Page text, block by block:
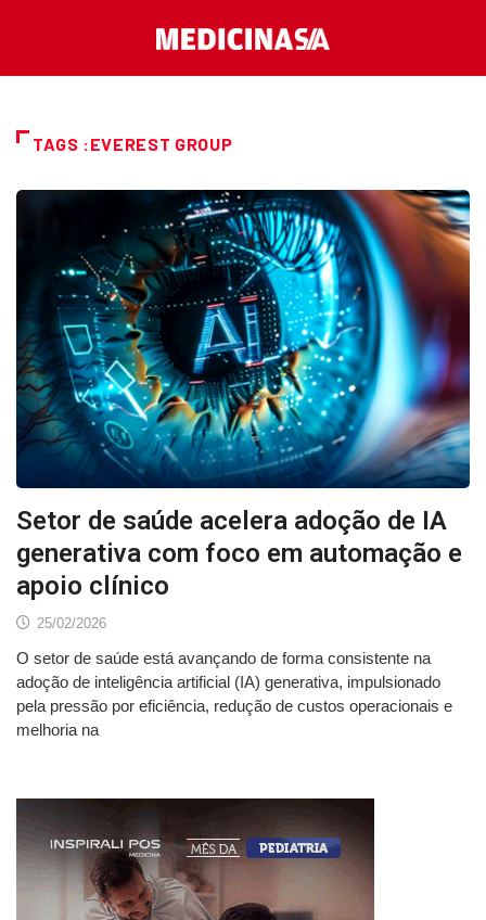
TAGS :EVEREST GROUP
Setor de saúde acelera adoção de IA
generativa com foco em automação e
apoio clínico
25/02/2026
O setor de saúde está avançando de forma consistente na
adoção de inteligência artificial (IA) generativa, impulsionado
pela pressão por eficiência, redução de custos operacionais e
melhoria na